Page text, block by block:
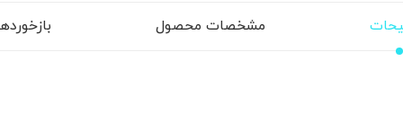
مشخصات محصول